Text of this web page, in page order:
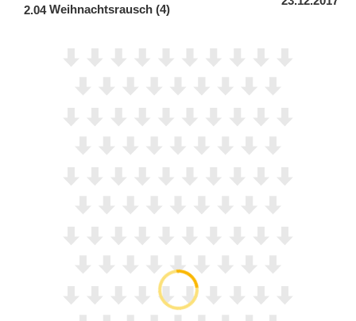
2.04 Weihnachtsrausch (4)